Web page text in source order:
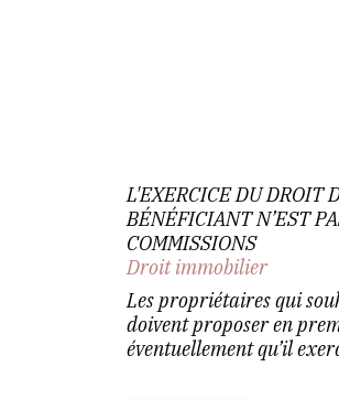
L'EXERCICE DU DROIT
BÉNÉFICIANT N’EST
COMMISSIONS
Droit immobilier
Les propriétaires qui
doivent proposer en
éventuellement qu’il